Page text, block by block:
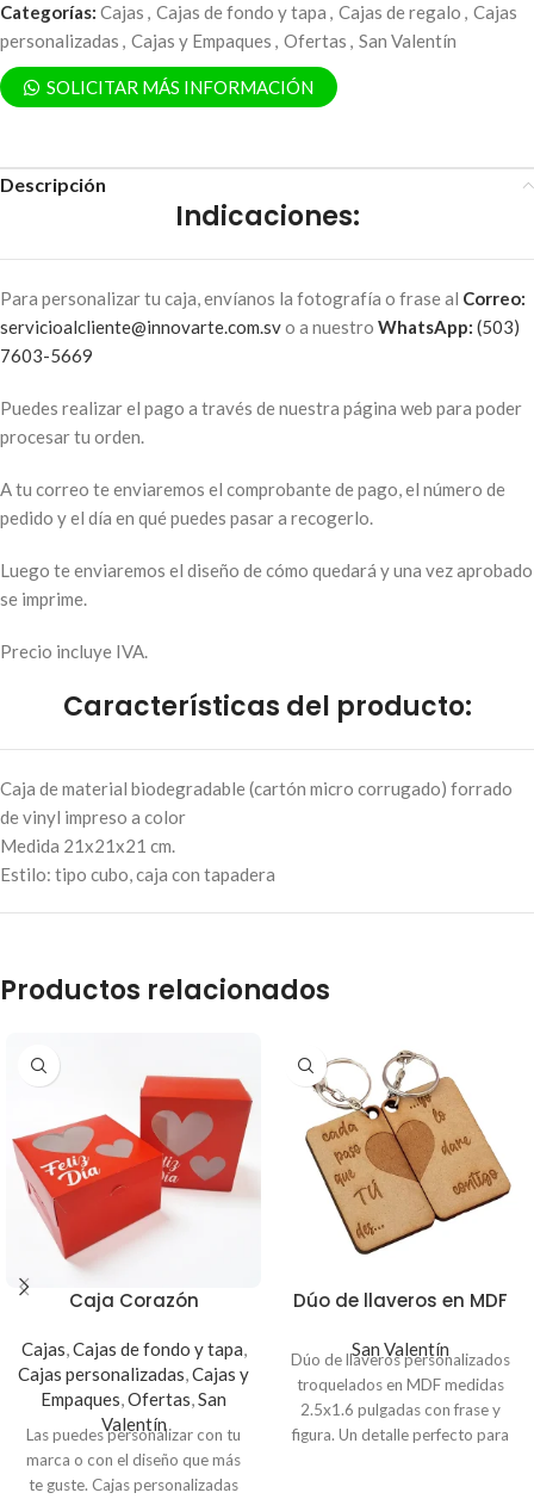
Categorías: Cajas , Cajas de fondo y tapa , Cajas de regalo , Cajas
personalizadas , Cajas y Empaques , Ofertas , San Valentín
SOLICITAR MÁS INFORMACIÓN
Descripción
Indicaciones:
Para personalizar tu caja, envíanos la fotografía o frase al Correo:
servicioalcliente@innovarte.com.svo a nuestro WhatsApp: (503)
7603-5669
Puedes realizar el pago a través de nuestra página web para poder
procesar tu orden.
A tu correo te enviaremos el comprobante de pago, el número de
pedido y el día en qué puedes pasar a recogerlo.
Luego te enviaremos el diseño de cómo quedará y una vez aprobado
se imprime.
Precio incluye IVA.
Características del producto:
Caja de material biodegradable (cartón micro corrugado) forrado
de vinyl impreso a color
Medida 21x21x21 cm.
Estilo: tipo cubo, caja con tapadera
Productos relacionados
Caja Corazón
Cajas,Cajas de fondo y tapa,
Cajas personalizadas,Cajas y
Empaques,Ofertas,San
Valentín
Las puedes personalizar con tu
marca o con el diseño que más
te guste. Cajas personalizadas
Dúo de llaveros en MDF
San Valentín
Dúo de llaveros personalizados
troquelados en MDF medidas
2.5x1.6 pulgadas con frase y
figura. Un detalle perfecto para